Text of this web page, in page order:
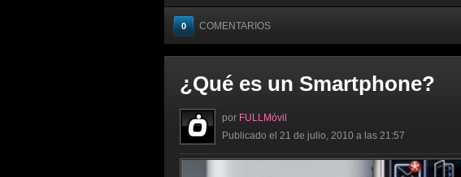
0 COMENTARIOS
¿Qué es un Smartphone?
por FULLMóvil
Publicado el 21 de julio, 2010 a las 21:57